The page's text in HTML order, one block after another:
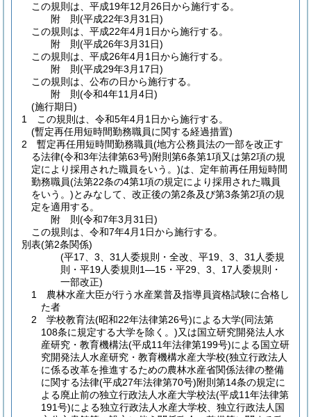
この規則は、平成19年12月26日から施行する。
附 則(平成22年3月31日)
この規則は、平成22年4月1日から施行する。
附 則(平成26年3月31日)
この規則は、平成26年4月1日から施行する。
附 則(平成29年3月17日)
この規則は、公布の日から施行する。
附 則(令和4年11月4日)
(施行期日)
1
この規則は、令和5年4月1日から施行する。
(暫定再任用短時間勤務職員に関する経過措置)
2
暫定再任用短時間勤務職員(地方公務員法の一部を改正す
る法律(令和3年法律第63号)附則第6条第1項又は第2項の規
定により採用された職員をいう。)は、定年前再任用短時間
勤務職員(法第22条の4第1項の規定により採用された職員
をいう。)とみなして、改正後の第2条及び第3条第2項の規
定を適用する。
附 則(令和7年3月31日)
この規則は、令和7年4月1日から施行する。
別表(第2条関係)
(平17、3、31人委規則・全改、平19、3、31人委規
則・平19人委規則1―15・平29、3、17人委規則・
一部改正)
1 農林水産大臣が行う水産業普及指導員資格試験に合格し
た者
2 学校教育法(昭和22年法律第26号)による大学(同法第
108条に規定する大学を除く。)又は国立研究開発法人水
産研究・教育機構法(平成11年法律第199号)による国立研
究開発法人水産研究・教育機構水産大学校(独立行政法人
に係る改革を推進するための農林水産省関係法律の整備
に関する法律(平成27年法律第70号)附則第14条の規定に
よる廃止前の独立行政法人水産大学校法(平成11年法律第
191号)による独立行政法人水産大学校、独立行政法人国